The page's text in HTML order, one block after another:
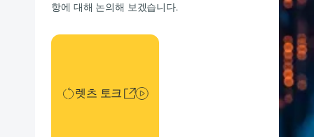
항에 대해 논의해 보겠습니다.
렛츠 토크
렛츠 토크